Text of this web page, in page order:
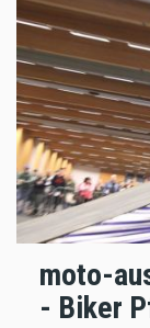
moto-
- Biker